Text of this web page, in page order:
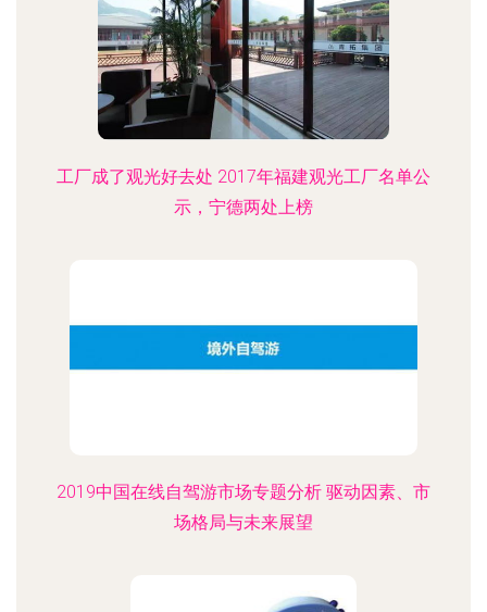
工厂成了观光好去处 2017年福建观光工厂名单公
示，宁德两处上榜
2019中国在线自驾游市场专题分析 驱动因素、市
场格局与未来展望